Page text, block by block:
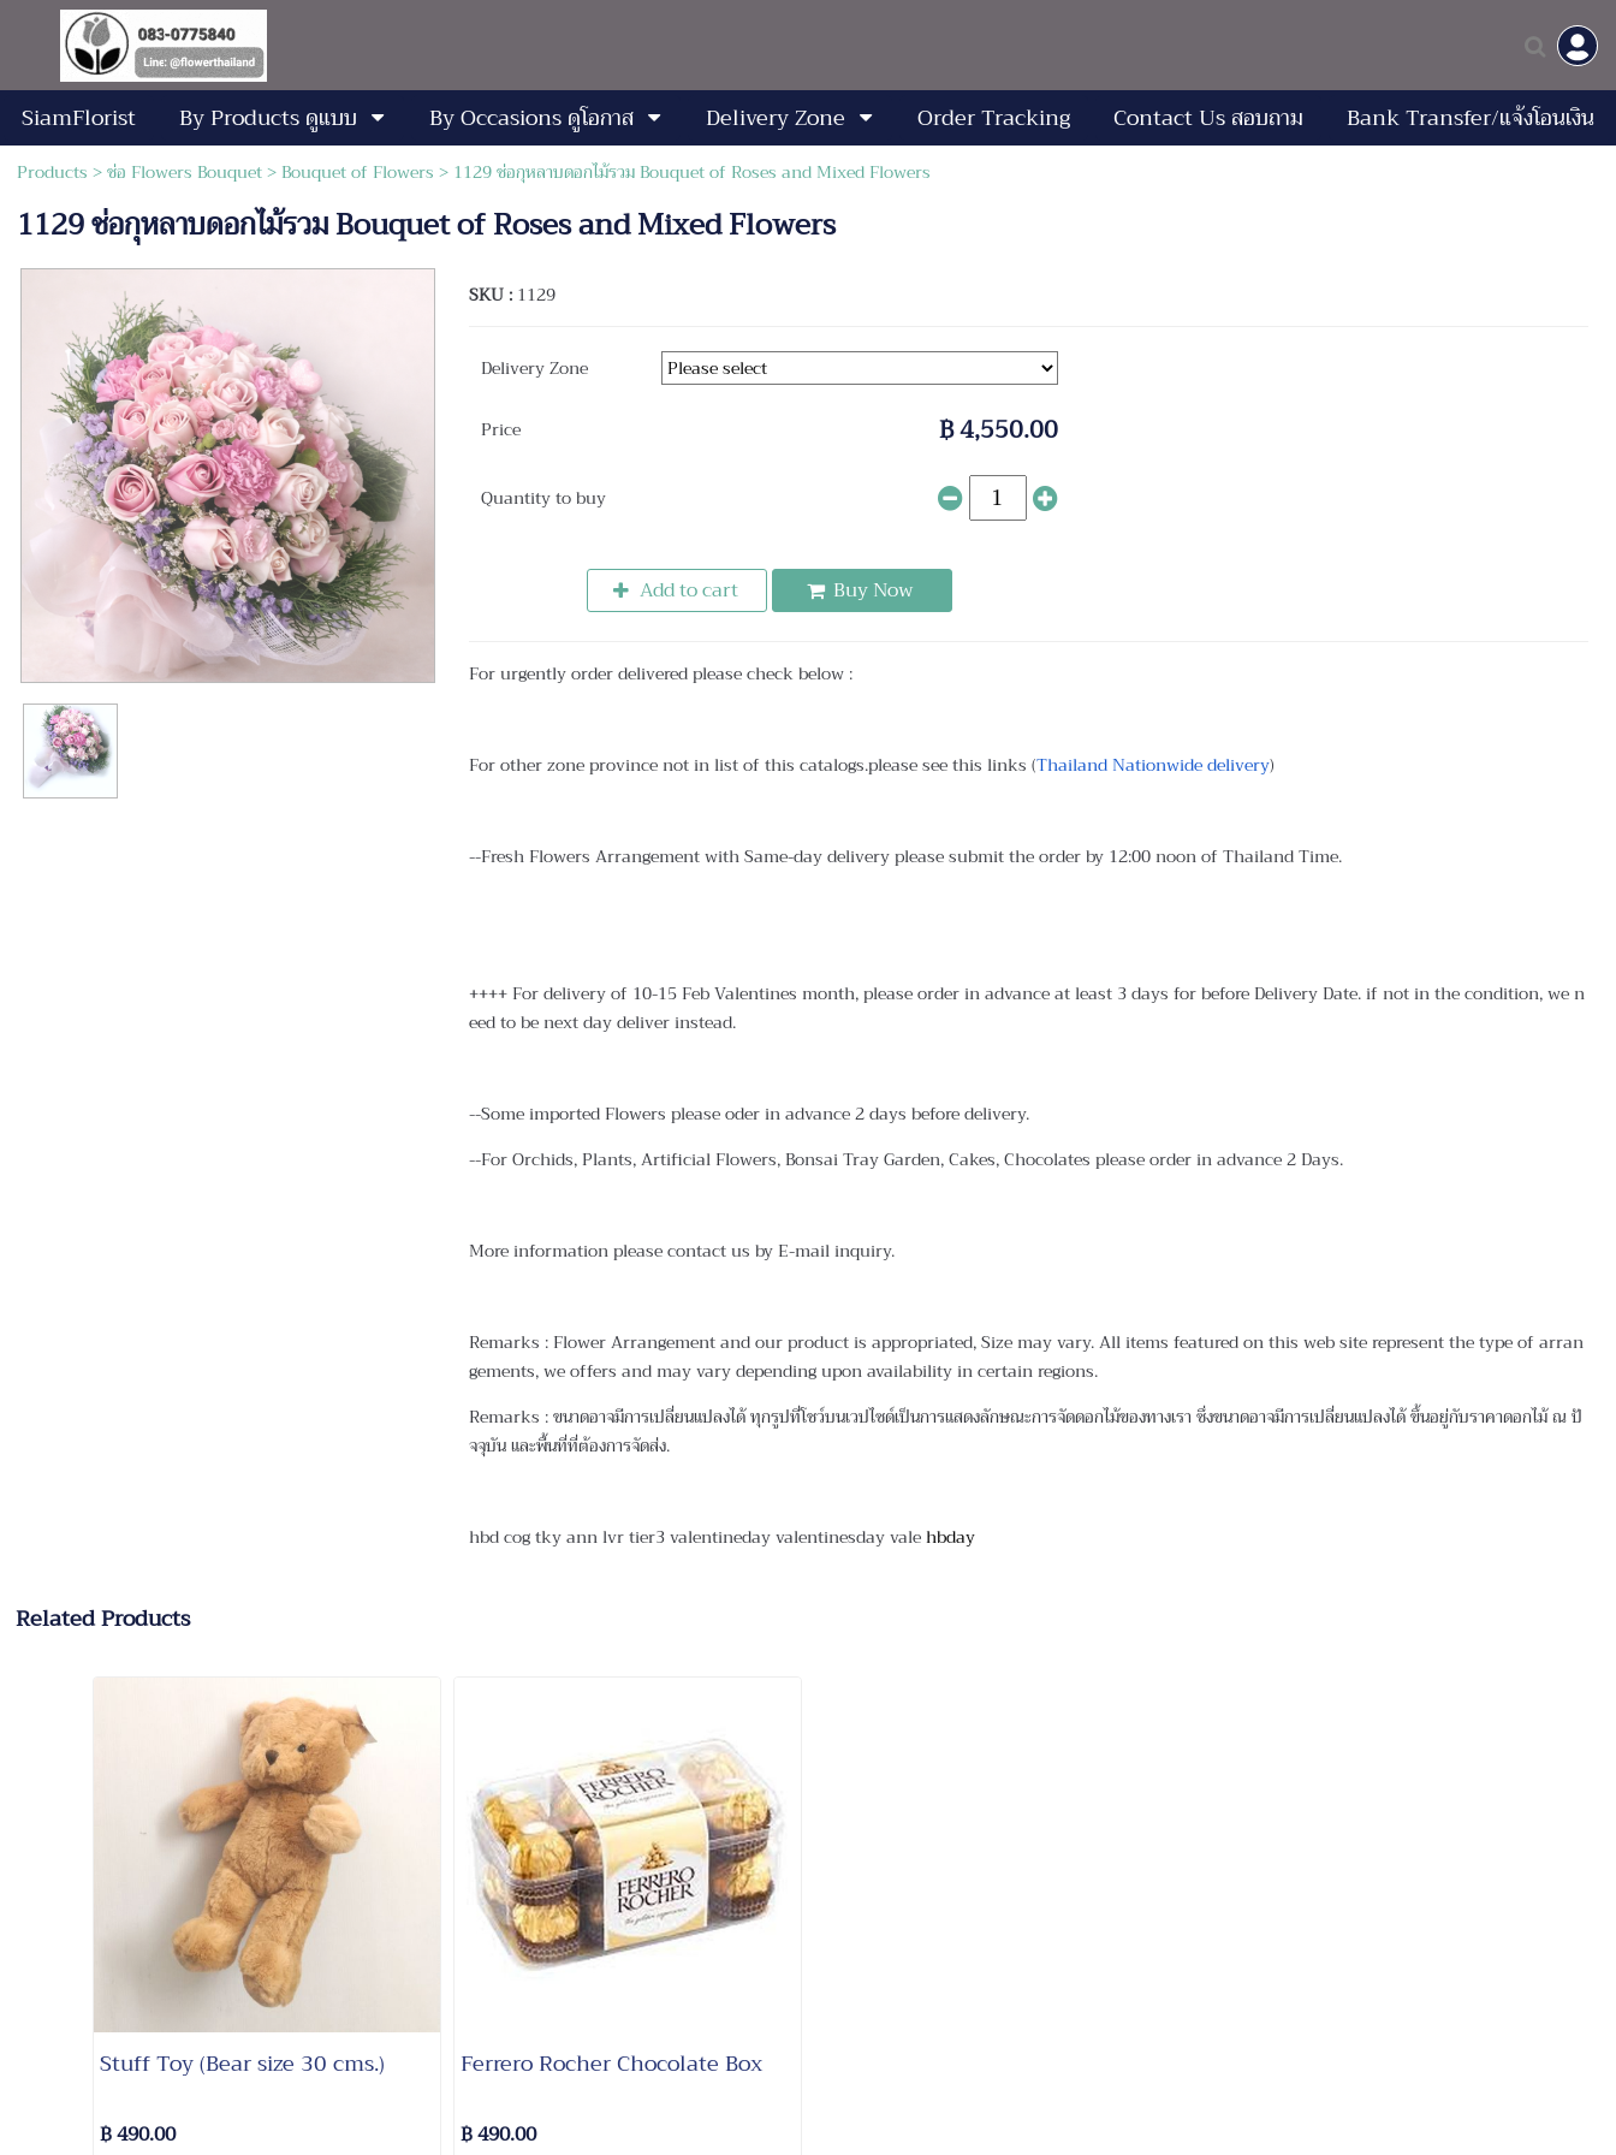
SiamFlorist By Products ดูแบบ By Occasions ดูโอกาส Delivery Zone Order Tracking Contact Us สอบถาม Bank Transfer/แจ้งโอนเงิน
Products >ช่อ Flowers Bouquet> Bouquet of Flowers > 1129 ช่อกุหลาบดอกไม้รวม Bouquet of Roses and Mixed Flowers
1129 ช่อกุหลาบดอกไม้รวม Bouquet of Roses and Mixed Flowers
SKU : 1129
Delivery Zone
Price ฿ 4,550.00
Quantity to buy
Add to cart Buy Now
For urgently order delivered please check below :
For other zone province not in list of this catalogs.please see this links (Thailand Nationwide delivery)
--Fresh Flowers Arrangement with Same-day delivery please submit the order by 12:00 noon of Thailand Time.
++++ For delivery of 10-15 Feb Valentines month, please order in advance at least 3 days for before Delivery Date. if not in the condition, we n
eed to be next day deliver instead.
--Some imported Flowers please oder in advance 2 days before delivery.
--For Orchids, Plants, Artificial Flowers, Bonsai Tray Garden, Cakes, Chocolates please order in advance 2 Days.
More information please contact us by E-mail inquiry.
Remarks : Flower Arrangement and our product is appropriated, Size may vary. All items featured on this web site represent the type of arran
gements, we offers and may vary depending upon availability in certain regions.
Remarks : ขนาดอาจมีการเปลี่ยนแปลงได้ ทุกรูปที่โชว์บนเวปไซด์เป็นการแสดงลักษณะการจัดดอกไม้ของทางเรา ซึ่งขนาดอาจมีการเปลี่ยนแปลงได้ ขึ้นอยู่กับราคาดอกไม้ ณ ปั
จจุบัน และพื้นที่ที่ต้องการจัดส่ง.
hbd cog tky ann lvr tier3 valentineday valentinesday valehbday
Related Products
Stuff Toy (Bear size 30 cms.)
฿ 490.00
Ferrero Rocher Chocolate Box
฿ 490.00